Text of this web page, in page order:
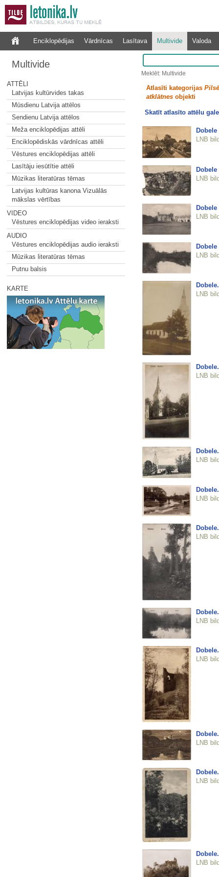
Enciklopēdijas Vārdnīcas Lasītava Multivide Valoda
Multivide
ATTĒLI
Latvijas kultūrvides takas
Mūsdienu Latvija attēlos
Sendienu Latvija attēlos
Meža enciklopēdijas attēli
Enciklopēdiskās vārdnīcas attēli
Vēstures enciklopēdijas attēli
Lasītāju iesūtītie attēli
Mūzikas literatūras tēmas
Latvijas kultūras kanona Vizuālās
mākslas vērtības
VIDEO
Vēstures enciklopēdijas video ieraksti
AUDIO
Vēstures enciklopēdijas audio ieraksti
Mūzikas literatūras tēmas
Putnu balsis
KARTE
Meklēt: Multivide
Atlasīti kategorijas
atklātnesobjekti
Skatīt atlasīto attēlu
Dobele
LNB
Dobele
LNB
Dobele
LNB
Dobele
LNB
LNB
LNB
LNB
LNB
LNB
LNB
LNB
LNB
LNB
LNB